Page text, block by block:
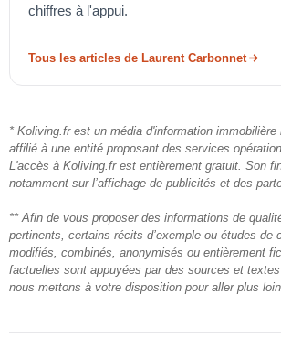
chiffres à l'appui.
Tous les articles de Laurent Carbonnet
* Koliving.fr est un média d'information immobilière
affilié à une entité proposant des services
L'accès à Koliving.fr est entièrement gratuit. Son
notamment sur l’affichage de publicités et des
** Afin de vous proposer des informations de
pertinents, certains récits d’exemple ou études de
modifiés, combinés, anonymisés ou entièrement
factuelles sont appuyées par des sources et
nous mettons à votre disposition pour aller plus